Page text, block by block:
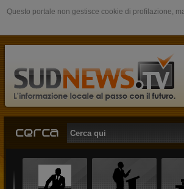
Questo portale non gestisce cookie di profilazione,